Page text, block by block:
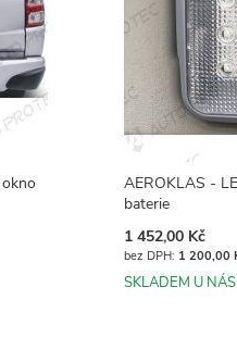
AEROKLAS -
baterie
1 452,00 Kč
1 200,00
SKLADEM U NÁS